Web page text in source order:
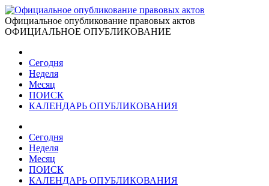
Официальное опубликование правовых актов
ОФИЦИАЛЬНОЕ ОПУБЛИКОВАНИЕ
Сегодня
Неделя
Месяц
ПОИСК
КАЛЕНДАРЬ ОПУБЛИКОВАНИЯ
Сегодня
Неделя
Месяц
ПОИСК
КАЛЕНДАРЬ ОПУБЛИКОВАНИЯ